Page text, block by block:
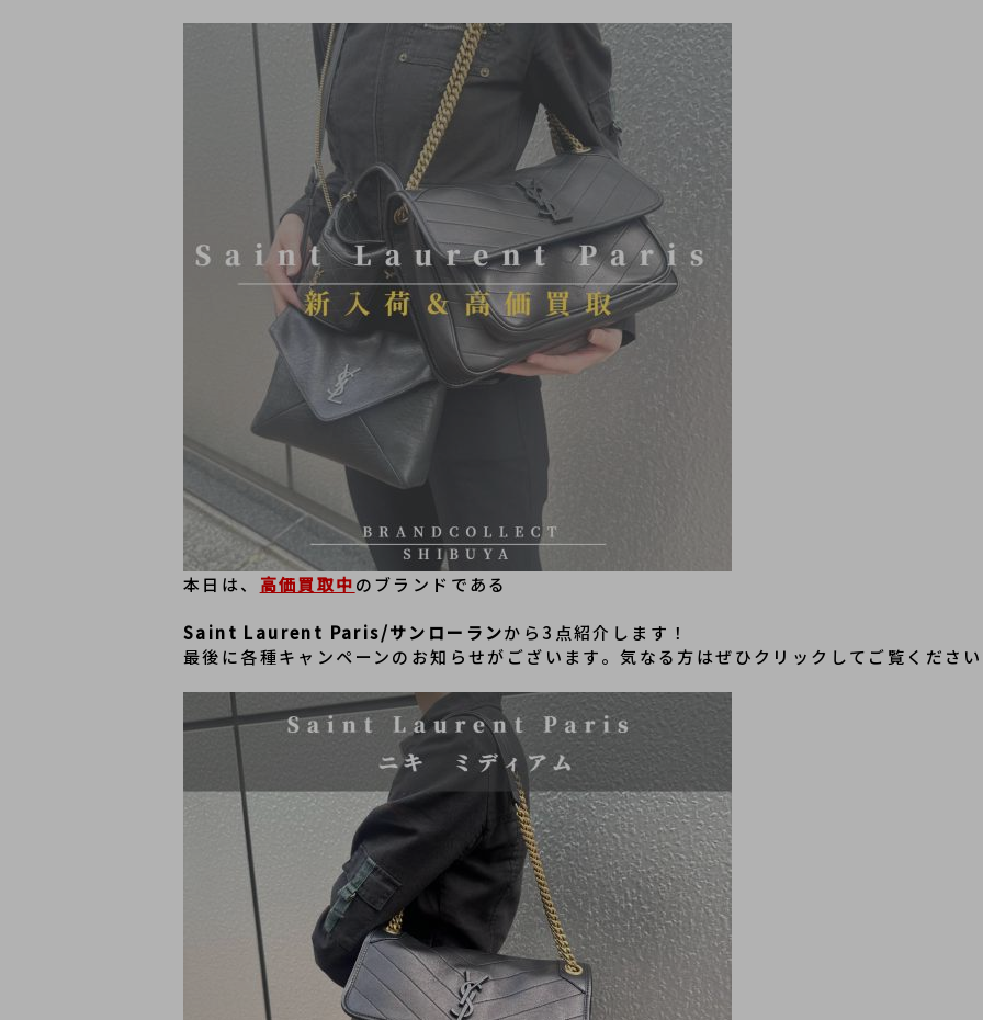
本日は、 高価買取中のブランドである
Saint Laurent Paris/サンローランから3点紹介します！
最後に各種キャンペーンのお知らせがございます。気なる方はぜひクリックしてご覧くださ